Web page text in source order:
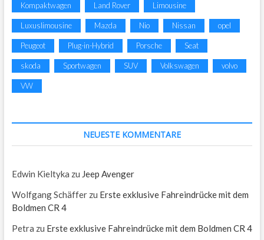
Kompaktwagen Land Rover Limousine
Luxuslimousine Mazda Nio Nissan opel
Peugeot Plug-in-Hybrid Porsche Seat
skoda Sportwagen SUV Volkswagen volvo
VW
NEUESTE KOMMENTARE
Edwin Kieltyka zu Jeep Avenger
Wolfgang Schäfferzu Erste exklusive Fahreindrücke mit dem
Boldmen CR 4
Petra zu Erste exklusive Fahreindrücke mit dem Boldmen CR 4